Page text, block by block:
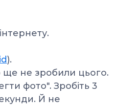
).
ще не зробили цього.
фото". Зробіть 3
Й не